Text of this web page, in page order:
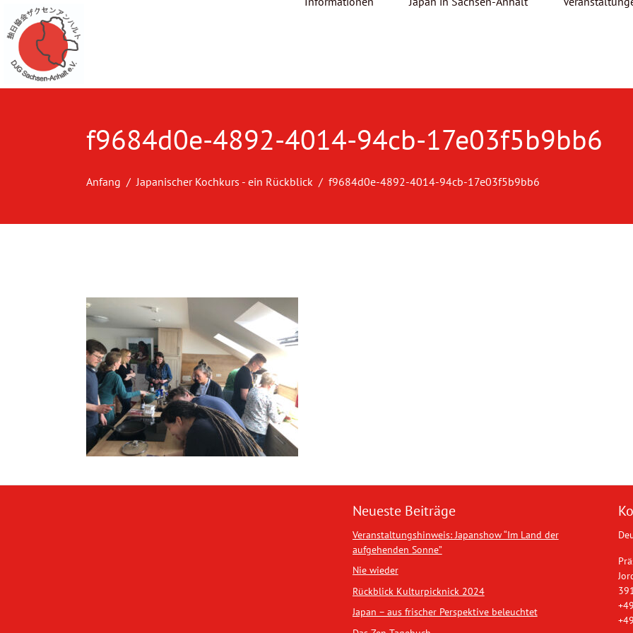
f9684d0e-4892-4014-94cb-17e03f5b9bb6
Anfang Japanischer Kochkurs - ein Rückblick f9684d0e-4892-4014-94cb-17e03f5b9bb6
Neueste Beiträge
Veranstaltungshinweis: Japanshow “Im Land der
aufgehenden Sonne”
Nie wieder
Rückblick Kulturpicknick 2024
Japan – aus frischer Perspektive beleuchtet